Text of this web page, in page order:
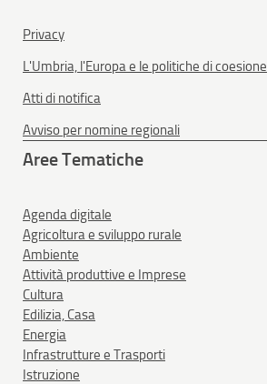
Privacy
L'Umbria, l'Europa e le politiche di coesione
Atti di notifica
Avviso per nomine regionali
Aree Tematiche
Agenda digitale
Agricoltura e sviluppo rurale
Ambiente
Attività produttive e Imprese
Cultura
Edilizia, Casa
Energia
Infrastrutture e Trasporti
Istruzione